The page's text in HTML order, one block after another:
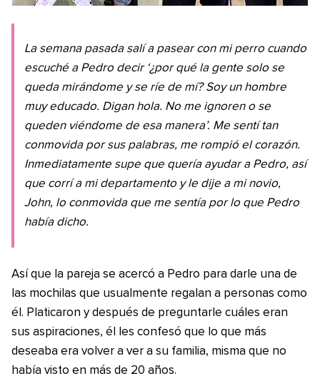
La semana pasada salí a pasear con mi perro cuando
escuché a Pedro decir ‘¿por qué la gente solo se
queda mirándome y se ríe de mí? Soy un hombre
muy educado. Digan hola. No me ignoren o se
queden viéndome de esa manera’. Me sentí tan
conmovida por sus palabras, me rompió el corazón.
Inmediatamente supe que quería ayudar a Pedro, así
que corrí a mi departamento y le dije a mi novio,
John, lo conmovida que me sentía por lo que Pedro
había dicho.
Así que la pareja se acercó a Pedro para darle una de
las mochilas que usualmente regalan a personas como
él. Platicaron y después de preguntarle cuáles eran
sus aspiraciones, él les confesó que lo que más
deseaba era volver a ver a su familia, misma que no
había visto en más de 20 años.